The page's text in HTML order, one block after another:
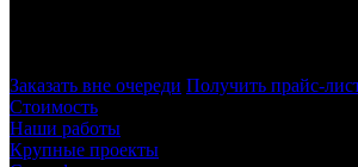
Заказать вне очереди Получить прайс-
Стоимость
Наши работы
Крупные проекты